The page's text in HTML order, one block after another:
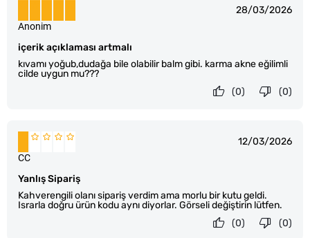
28/03/2026
içerik açıklaması artmalı
kıvamı yoğub,dudağa bile olabilir balm gibi. karma akne eğilimli
cilde uygun mu???
Anonim
(0)
(0)
12/03/2026
Yanlış Sipariş
Kahverengili olanı sipariş verdim ama morlu bir kutu geldi.
Israrla doğru ürün kodu aynı diyorlar. Görseli değiştirin lütfen.
CC
(0)
(0)